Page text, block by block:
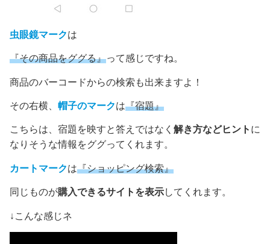
虫眼鏡マークは
『その商品をググる』って感じですね。
商品のバーコードからの検索も出来ますよ！
その右横、 帽子のマークは『宿題』
こちらは、宿題を映すと答えではなく 解き方などヒント に
なりそうな情報をググってくれます。
カートマークは『ショッピング検索』
同じものが購入できるサイトを表示してくれます。
↓こんな感じネ